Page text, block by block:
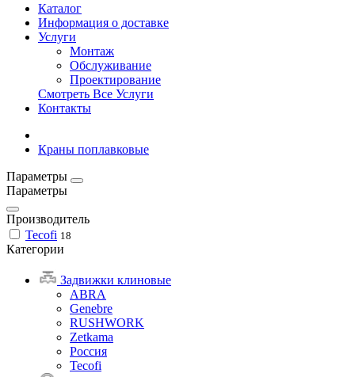
Каталог
Информация о доставке
Услуги
Монтаж
Обслуживание
Проектирование
Смотреть Все Услуги
Контакты
Краны поплавковые
Параметры
Параметры
Производитель
Tecofi 18
Категории
Задвижки клиновые
ABRA
Genebre
RUSHWORK
Zetkama
Россия
Tecofi